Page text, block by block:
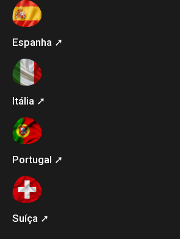
Espanha ➚
Itália ➚
Portugal ➚
Suíça ➚